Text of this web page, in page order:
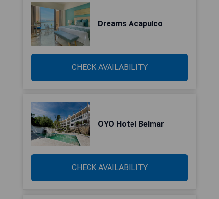
Dreams Acapulco
CHECK AVAILABILITY
OYO Hotel Belmar
CHECK AVAILABILITY